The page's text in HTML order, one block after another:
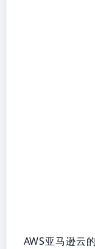
AWS亚马逊云